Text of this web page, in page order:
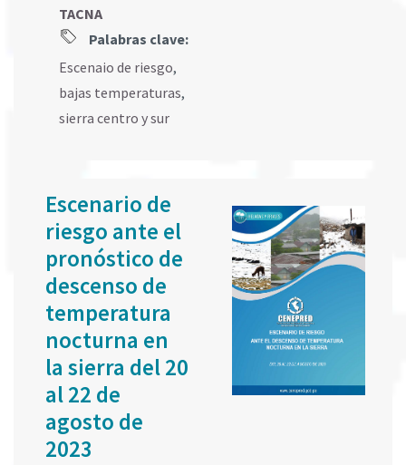
TACNA
Palabras clave:
Escenaio de riesgo,
bajas temperaturas,
sierra centro y sur
Escenario de
riesgo ante el
pronóstico de
descenso de
temperatura
nocturna en
la sierra del 20
al 22 de
agosto de
2023